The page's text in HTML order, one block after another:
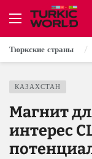
Тюркские страны
КАЗАХСТАН
Магнит
интерес